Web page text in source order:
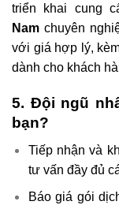
triển khai cung
Nam chuyên
với giá hợp lý,
dành cho khách
5. Đội ngũ
bạn?
Tiếp nhận và
tư vấn đầy đủ
Báo giá gói